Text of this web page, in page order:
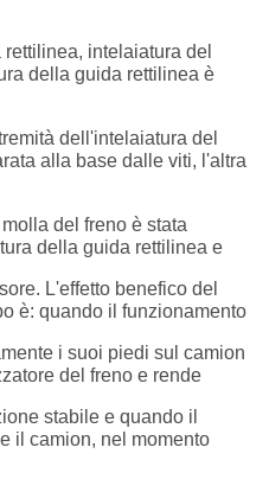
intelaiatura del
della guida rettilinea è
dell'intelaiatura del
alla base dalle viti, l'altra
del freno è stata
della guida rettilinea e
L'effetto benefico del
è: quando il funzionamento
i suoi piedi sul camion
del freno e rende
stabile e quando il
il camion, nel momento